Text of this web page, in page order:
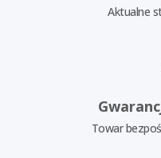
Aktualne
Towar